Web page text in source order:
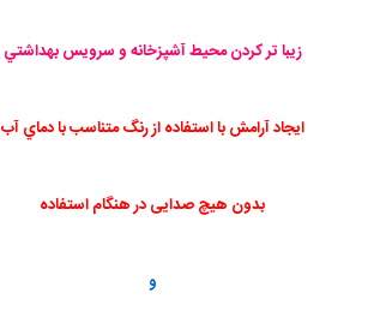
زيبا تر كردن محيط آشپزخانه و سرويس بهداشتي
ايجاد آرامش با استفاده از رنگ متناسب با دماي آب
بدون هیچ صدایی در هنگام استفاده
و